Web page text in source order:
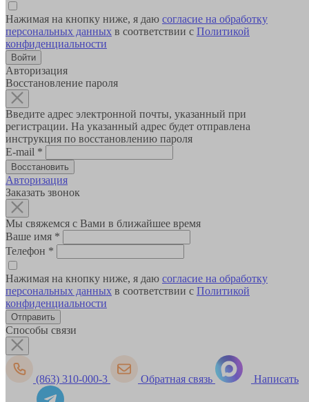
Нажимая на кнопку ниже, я даю согласие на обработку
персональных данных в соответствии с Политикой
конфиденциальности
Авторизация
Восстановление пароля
Введите адрес электронной почты, указанный при
регистрации. На указанный адрес будет отправлена
инструкция по восстановлению пароля
E-mail *
Авторизация
Заказать звонок
Мы свяжемся с Вами в ближайшее время
Ваше имя *
Телефон *
Нажимая на кнопку ниже, я даю согласие на обработку
персональных данных в соответствии с Политикой
конфиденциальности
Способы связи
(863) 310-000-3 Обратная связь Написать